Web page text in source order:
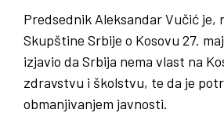
Predsednik Aleksandar Vučić je,
Skupštine Srbije o Kosovu 27.
izjavio da Srbija nema vlast na
zdravstvu i školstvu, te da je
obmanjivanjem javnosti.